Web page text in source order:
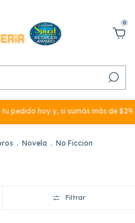
0
pedido hoy y, si sumás más de
. Novela . No Ficcion
Filtrar